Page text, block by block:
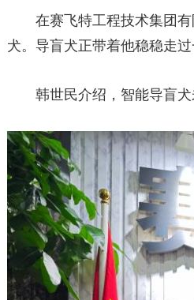
在赛飞特工程技术集团有
犬。导盲犬正带着他稳稳走过
韩世民介绍，智能导盲犬未